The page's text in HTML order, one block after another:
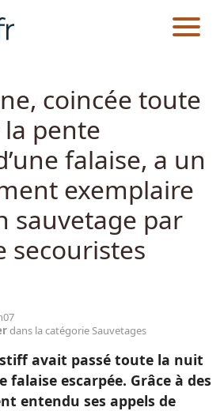
Races
Guides
coincée toute
pente
falaise, a un
exemplaire
sauvetage par
secouristes
dans la catégorie Sauvetages
avait passé toute la nuit
falaise escarpée. Grâce à des
entendu ses appels de